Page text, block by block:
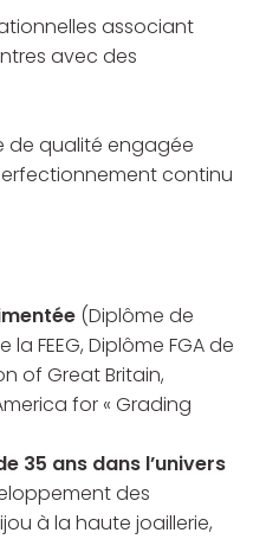
associant
avec des
de qualité engagée
continu
(Diplôme de
la FEEG, Diplôme FGA de
of Great Britain,
for « Grading
35 ans dans l’univers
des
à la haute joaillerie,